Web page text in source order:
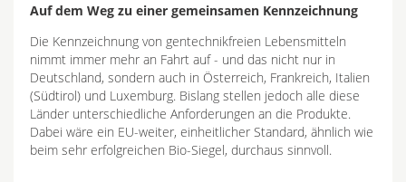
Auf dem Weg zu einer gemeinsamen Kennzeichnung
Die Kennzeichnung von gentechnikfreien Lebensmitteln
nimmt immer mehr an Fahrt auf - und das nicht nur in
Deutschland, sondern auch in Österreich, Frankreich, Italien
(Südtirol) und Luxemburg. Bislang stellen jedoch alle diese
Länder unterschiedliche Anforderungen an die Produkte.
Dabei wäre ein EU-weiter, einheitlicher Standard, ähnlich wie
beim sehr erfolgreichen Bio-Siegel, durchaus sinnvoll.